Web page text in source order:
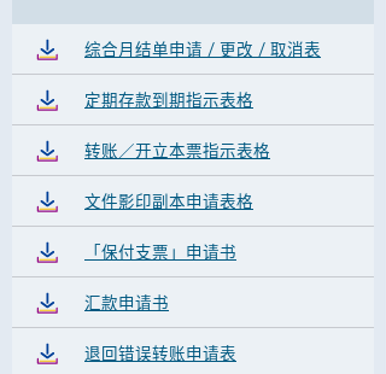
综合月结单申请 / 更改 / 取消表
定期存款到期指示表格
转账／开立本票指示表格
文件影印副本申请表格
「保付支票」申请书
汇款申请书
退回错误转账申请表